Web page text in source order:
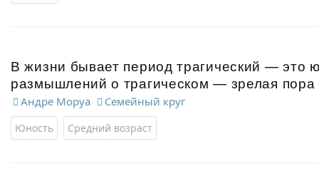
В жизни бывает период трагический — это
размышлений о трагическом — зрелая пора
Андре Моруа Семейный круг
Юность Средний возраст